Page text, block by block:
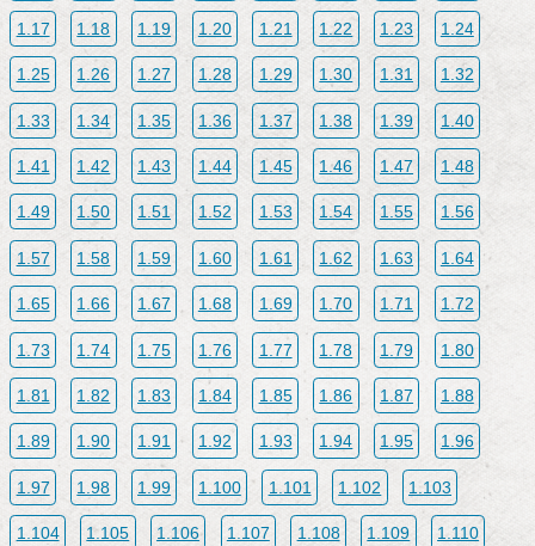
1.17 1.18 1.19 1.20 1.21 1.22 1.23 1.24
1.25 1.26 1.27 1.28 1.29 1.30 1.31 1.32
1.33 1.34 1.35 1.36 1.37 1.38 1.39 1.40
1.41 1.42 1.43 1.44 1.45 1.46 1.47 1.48
1.49 1.50 1.51 1.52 1.53 1.54 1.55 1.56
1.57 1.58 1.59 1.60 1.61 1.62 1.63 1.64
1.65 1.66 1.67 1.68 1.69 1.70 1.71 1.72
1.73 1.74 1.75 1.76 1.77 1.78 1.79 1.80
1.81 1.82 1.83 1.84 1.85 1.86 1.87 1.88
1.89 1.90 1.91 1.92 1.93 1.94 1.95 1.96
1.97 1.98 1.99 1.100 1.101 1.102 1.103
1.104 1.105 1.106 1.107 1.108 1.109 1.110